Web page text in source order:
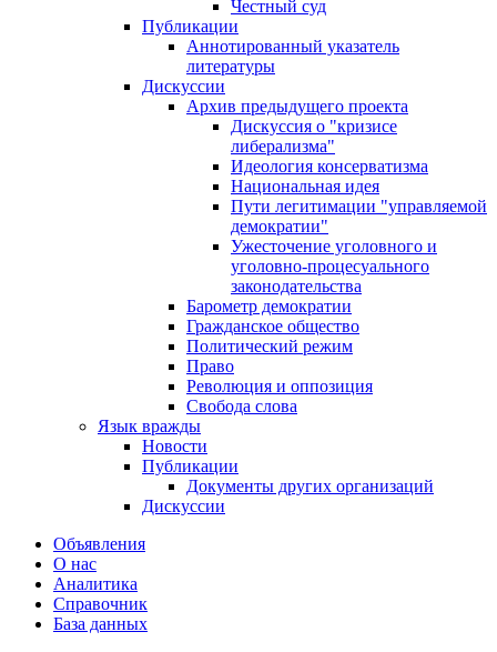
Честный суд
Публикации
Аннотированный указатель
литературы
Дискуссии
Архив предыдущего проекта
Дискуссия о "кризисе
либерализма"
Идеология консерватизма
Национальная идея
Пути легитимации "управляемой
демократии"
Ужесточение уголовного и
уголовно-процесуального
законодательства
Барометр демократии
Гражданское общество
Политический режим
Право
Революция и оппозиция
Свобода слова
Язык вражды
Новости
Публикации
Документы других организаций
Дискуссии
Объявления
О нас
Аналитика
Справочник
База данных